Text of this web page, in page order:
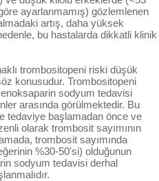
ayarlanmamış) gözlemlenen
artış, daha yüksek
bu hastalarda dikkatli klinik
trombositopeni riski düşük
konusudur. Trombositopeni
sodyum tedavisi
arasında görülmektedir. Bu
tedaviye başlamadan önce ve
olarak trombosit sayımının
trombosit sayımında
%30-50'si) olduğunun
sodyum tedavisi derhal